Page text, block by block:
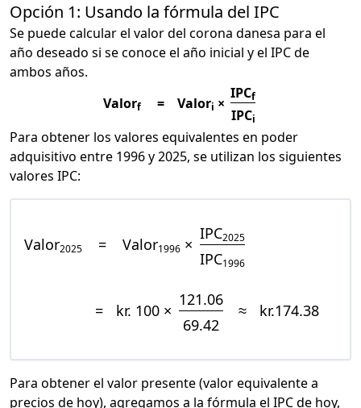
Opción 1: Usando la fórmula del IPC
Se puede calcular el valor del corona danesa para el
año deseado si se conoce el año inicial y el IPC de
ambos años.
Valorf = Valori ×
IPCf
IPCi
Para obtener los valores equivalentes en poder
adquisitivo entre 1996 y 2025, se utilizan los siguientes
valores IPC:
Valor2025 = Valor1996 ×
IPC2025
IPC1996
= kr. 100 ×
121.06
69.42
≈ kr.174.38
Para obtener el valor presente (valor equivalente a
precios de hoy), agregamos a la fórmula el IPC de hoy,